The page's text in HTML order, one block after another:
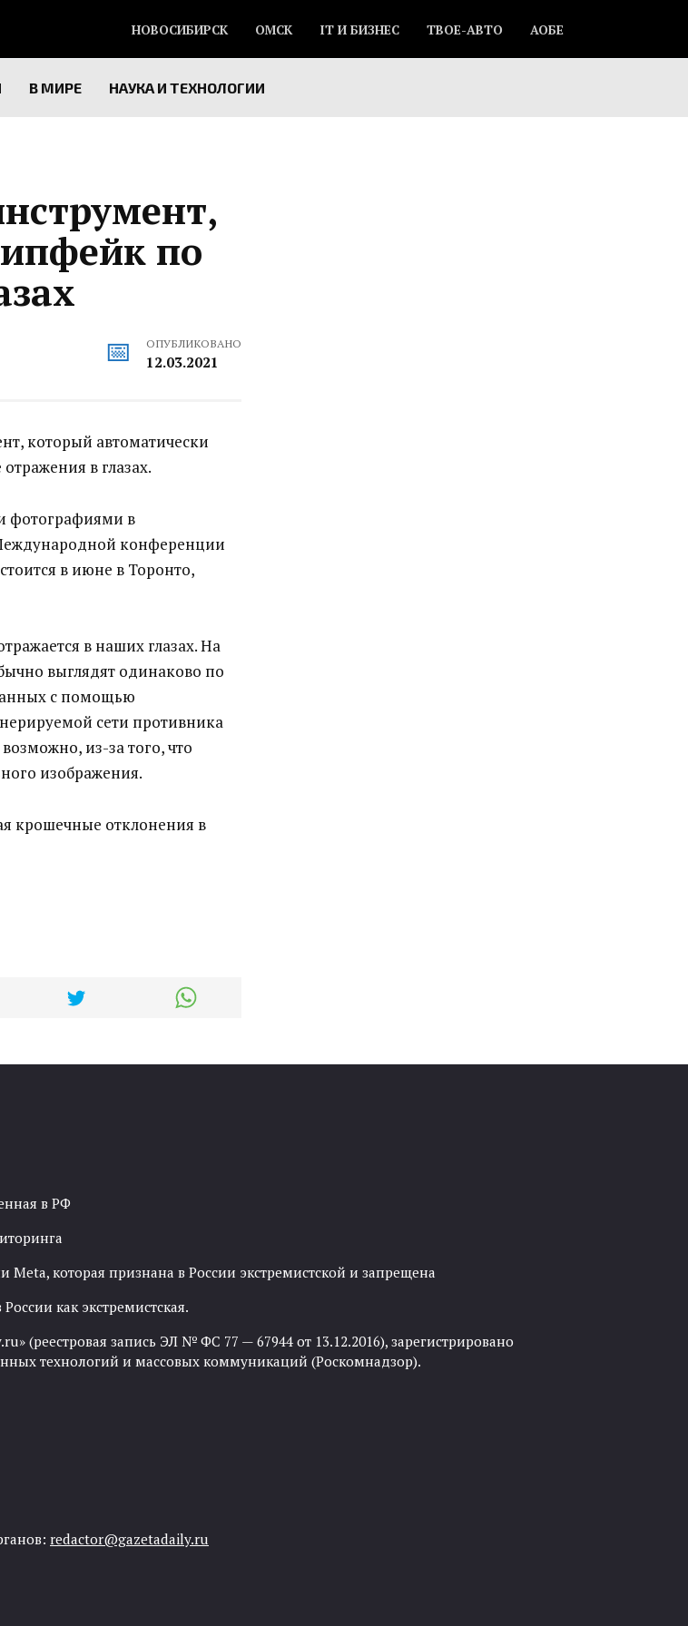
НОВОСИБИРСК ОМСК IT И БИЗНЕС ТВОЕ-АВТО АОБЕ
В МИРЕ НАУКА И ТЕХНОЛОГИИ
по
ОПУБЛИКОВАНО
12.03.2021
который автоматически
в глазах.
фотографиями в
конференции
в июне в Торонто,
в наших глазах. На
выглядят одинаково по
с помощью
сети противника
из-за того, что
изображения.
крошечные отклонения в
в РФ
которая признана в России экстремистской и запрещена
как экстремистская.
(реестровая запись ЭЛ № ФС 77 — 67944 от 13.12.2016), зарегистрировано
технологий и массовых коммуникаций (Роскомнадзор).
redactor@gazetadaily.ru